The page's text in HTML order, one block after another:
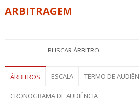
ARBITRAGEM
ÁRBITROS ESCALA TERMO DE
CRONOGRAMA DE AUDIÊNCIA